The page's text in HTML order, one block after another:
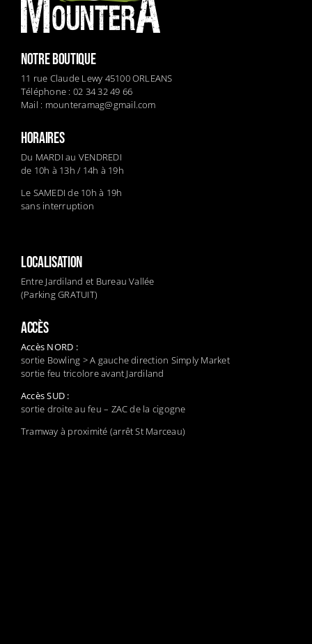
NOTRE BOUTIQUE
11 rue Claude Lewy 45100 ORLEANS
Téléphone : 02 34 32 49 66
Mail : mounteramag@gmail.com
HORAIRES
Du MARDI au VENDREDI
de 10h à 13h / 14h à 19h
Le SAMEDI de 10h à 19h
sans interruption
LOCALISATION
Entre Jardiland et Bureau Vallée
(Parking GRATUIT)
ACCÈS
Accès NORD :
sortie Bowling > A gauche direction Simply Market
sortie feu tricolore avant Jardiland
Accès SUD :
sortie droite au feu – ZAC de la cigogne
Tramway à proximité (arrêt St Marceau)